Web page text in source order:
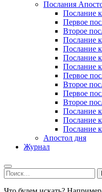
Послания
Послание
Первое
Второе
Послание
Послание
Послание
Послание
Первое
Второе
Первое
Второе
Послание
Послание
Послание
Апостол дня
Журнал
Найти: